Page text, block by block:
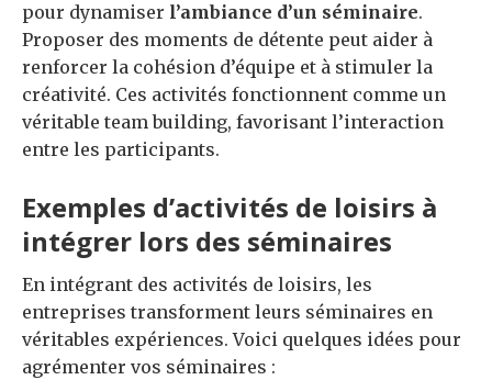
pour dynamiser l’ambiance d’un séminaire.
Proposer des moments de détente peut aider à
renforcer la cohésion d’équipe et à stimuler la
créativité. Ces activités fonctionnent comme un
véritable team building, favorisant l’interaction
entre les participants.
Exemples d’activités de loisirs à
intégrer lors des séminaires
En intégrant des activités de loisirs, les
entreprises transforment leurs séminaires en
véritables expériences. Voici quelques idées pour
agrémenter vos séminaires :